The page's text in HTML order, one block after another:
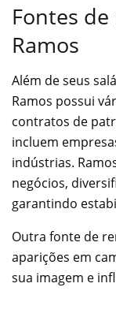
Fontes
Ramos
Além de seus
Ramos possui
contratos de
incluem
indústrias.
negócios,
garantindo
Outra fonte de
aparições em
sua imagem e